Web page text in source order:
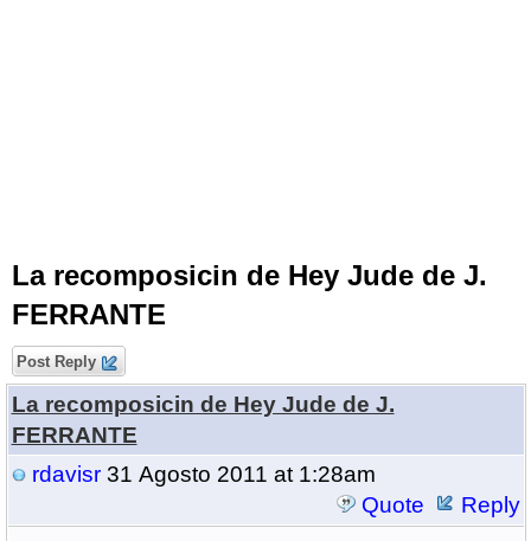
La recomposicin de Hey Jude de J.
FERRANTE
Post Reply
La recomposicin de Hey Jude de J.
FERRANTE
rdavisr31 Agosto 2011 at 1:28am
Quote
Reply